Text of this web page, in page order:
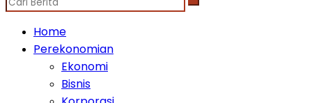
Home
Perekonomian
Ekonomi
Bisnis